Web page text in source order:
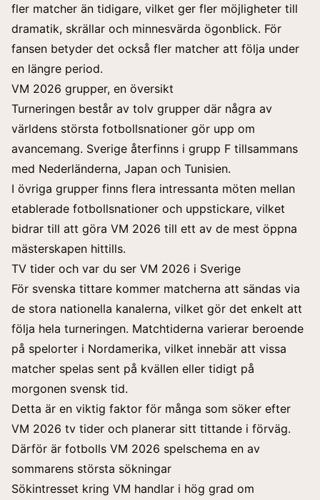
fler matcher än tidigare, vilket ger fler möjligheter till
dramatik, skrällar och minnesvärda ögonblick. För
fansen betyder det också fler matcher att följa under
en längre period.
VM 2026 grupper, en översikt
Turneringen består av tolv grupper där några av
världens största fotbollsnationer gör upp om
avancemang. Sverige återfinns i grupp F tillsammans
med Nederländerna, Japan och Tunisien.
I övriga grupper finns flera intressanta möten mellan
etablerade fotbollsnationer och uppstickare, vilket
bidrar till att göra VM 2026 till ett av de mest öppna
mästerskapen hittills.
TV tider och var du ser VM 2026 i Sverige
För svenska tittare kommer matcherna att sändas via
de stora nationella kanalerna, vilket gör det enkelt att
följa hela turneringen. Matchtiderna varierar beroende
på spelorter i Nordamerika, vilket innebär att vissa
matcher spelas sent på kvällen eller tidigt på
morgonen svensk tid.
Detta är en viktig faktor för många som söker efter
VM 2026 tv tider och planerar sitt tittande i förväg.
Därför är fotbolls VM 2026 spelschema en av
sommarens största sökningar
Sökintresset kring VM handlar i hög grad om